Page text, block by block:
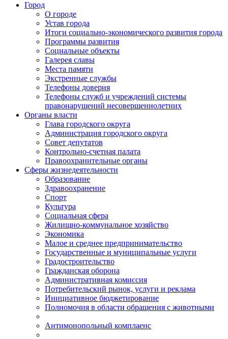
Город
О городе
Устав города
Итоги социально-экономического развития города
Программы развития
Социальные объекты
Галерея славы
Места памяти
Экстренные службы
Телефоны доверия
Телефоны служб и учреждений системы
правонарушений несовершеннолетних
Органы власти
Глава городского округа
Администрация городcкого округа
Совет депутатов
Контрольно-счетная палата
Правоохранительные органы
Сферы жизнедеятельности
Образование
Здравоохранение
Спорт
Культура
Социальная сфера
Жилищно-коммунальное хозяйство
Экономика
Малое и среднее предпринимательство
Государственные и муниципальные услуги
Градостроительство
Гражданская оборона
Административная комиссия
Потребительский рынок, услуги и реклама
Инициативное бюджетирование
Полномочия в области обращения с животными
Антимонопольный комплаенс